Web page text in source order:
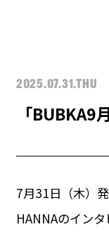
2025.07.31.THU
「BUBKA9
7月31日（木）
HANNAのイン